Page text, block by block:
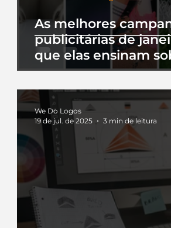
As melhores
publicitárias de
que elas ensinam
We Do Logos
19 de jul. de 2025
3 min de leitura